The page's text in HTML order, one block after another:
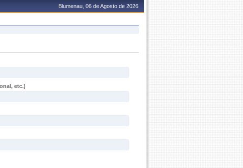
Blumenau, 06 de Agosto de 2026
etc.)